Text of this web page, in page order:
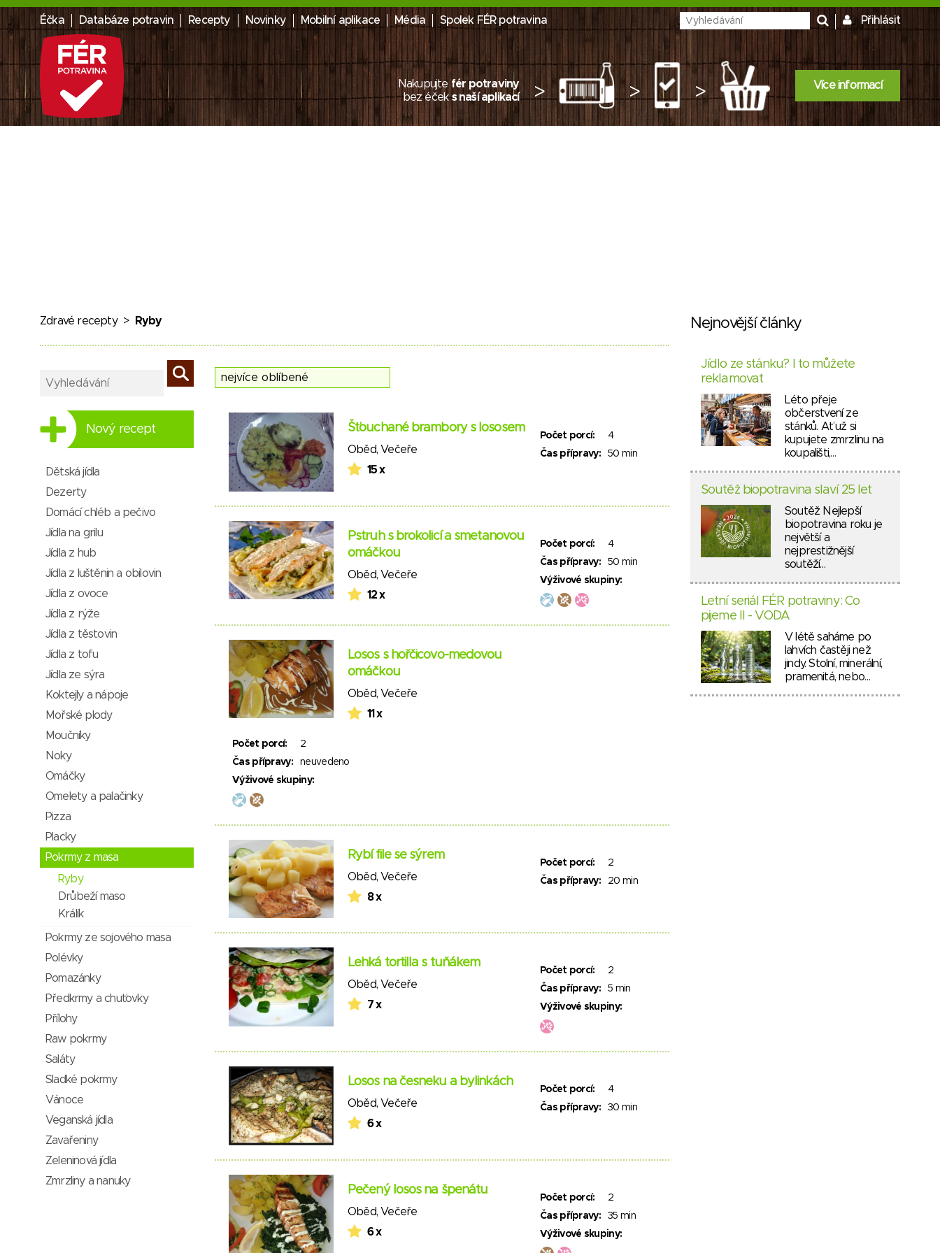
Éčka Databáze potravin Recepty Novinky Mobilní aplikace Média Spolek FÉR potravina Přihlásit
Nakupujte fér potraviny
bez éčeks naší aplikací > > > Více informací
Zdravé recepty> Ryby
Nový recept
Dětská jídla
Dezerty
Domácí chléb a pečivo
Jídla na grilu
Jídla z hub
Jídla z luštěnin a obilovin
Jídla z ovoce
Jídla z rýže
Jídla z těstovin
Jídla z tofu
Jídla ze sýra
Koktejly a nápoje
Mořské plody
Moučníky
Noky
Omáčky
Omelety a palačinky
Pizza
Placky
Pokrmy z masa
Ryby
Drůbeží maso
Králík
Pokrmy ze sojového masa
Polévky
Pomazánky
Předkrmy a chuťovky
Přílohy
Raw pokrmy
Saláty
Sladké pokrmy
Vánoce
Veganská jídla
Zavařeniny
Zeleninová jídla
Zmrzliny a nanuky
Šťouchané brambory s lososem
Oběd, Večeře
15 x
Počet porcí:
4
Čas přípravy:
50 min
Pstruh s brokolicí a smetanovou
omáčkou
Oběd,Večeře
12 x
Počet porcí:
4
Čas přípravy:
50 min
Výživové skupiny:
Losos s hořčicovo-medovou
omáčkou
Oběd,Večeře
11 x
Počet porcí:
2
Čas přípravy:
neuvedeno
Výživové skupiny:
Rybí file se sýrem
Oběd,Večeře
8 x
Počet porcí:
2
Čas přípravy:
20 min
Lehká tortilla s tuňákem
Oběd, Večeře
7 x
Počet porcí:
2
Čas přípravy:
5 min
Výživové skupiny:
Losos na česneku a bylinkách
Oběd, Večeře
6 x
Počet porcí:
4
Čas přípravy:
30 min
Pečený losos na špenátu
Oběd,Večeře
6 x
Počet porcí:
2
Čas přípravy:
35 min
Výživové skupiny:
Nejnovější články
Jídlo ze stánku? I to můžete
reklamovat
Léto přeje
občerstvení ze
stánků. Ať už si
kupujete zmrzlinu na
koupališti,…
Soutěž biopotravina slaví 25 let
Soutěž Nejlepší
biopotravina roku je
největší a
nejprestižnější
soutěží…
Letní seriál FÉR potraviny: Co
pijeme II - VODA
V létě saháme po
lahvích častěji než
jindy. Stolní, minerální,
pramenitá, nebo…